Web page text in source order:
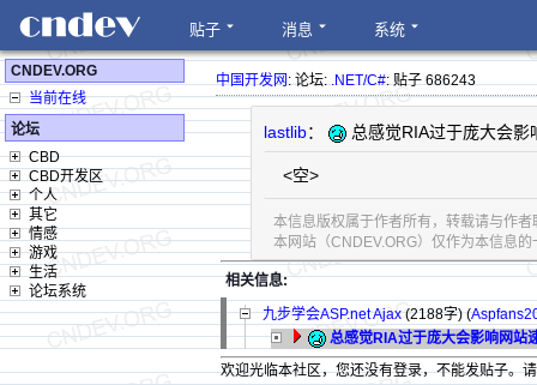
贴子 消息 系统
CNDEV.ORG
当前在线
论坛
CBD
CBD开发区
个人
其它
情感
游戏
生活
论坛系统
中国开发网: 论坛:.NET/C#: 贴子 686243
lastlib： 总感觉RIA过于庞大会
<空>
本信息版权属于作者所有，转载请与作
本网站（CNDEV.ORG）仅作为本信息
相关信息:
九步学会ASP.net Ajax (2188字)(
总感觉RIA过于庞大会影响网站
欢迎光临本社区，您还没有登录，不能发贴子。